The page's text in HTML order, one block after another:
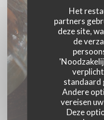
Het
partners
deze site,
de
standaard
Andere
vereisen
Deze